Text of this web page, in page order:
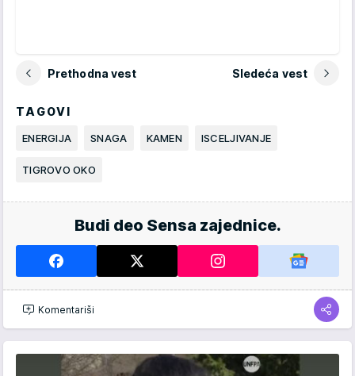
Prethodna vest Sledeća vest
TAGOVI
ENERGIJA SNAGA KAMEN ISCELJIVANJE
TIGROVO OKO
Budi deo Sensa zajednice.
Komentariši